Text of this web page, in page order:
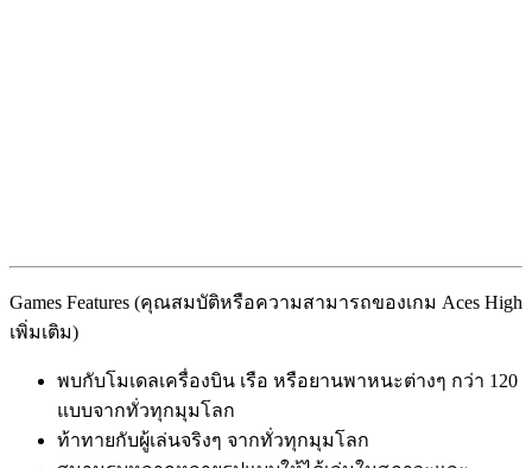
Games Features (คุณสมบัติหรือความสามารถของเกม Aces High
เพิ่มเติม)
พบกับโมเดลเครื่องบิน เรือ หรือยานพาหนะต่างๆ กว่า 120
แบบจากทั่วทุกมุมโลก
ท้าทายกับผู้เล่นจริงๆ จากทั่วทุกมุมโลก